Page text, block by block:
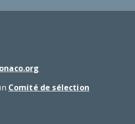
Comité de sélection